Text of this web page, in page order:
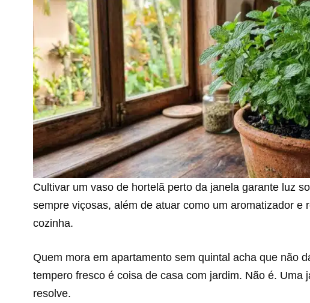
Cultivar um vaso de hortelã perto da janela garante luz
sempre viçosas, além de atuar como um aromatizador e
cozinha.
Quem mora em apartamento sem quintal acha que não
tempero fresco é coisa de casa com jardim. Não é. Uma
resolve.